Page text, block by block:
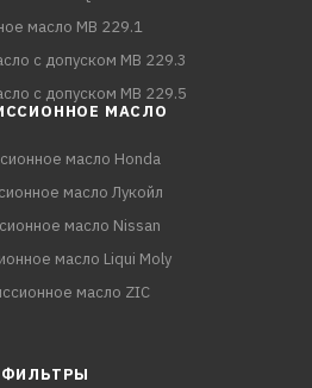
масло MB 229.1
с допуском MB 229.3
с допуском MB 229.5
МАСЛО
масло Honda
масло Лукойл
масло Nissan
масло Liqui Moly
масло ZIC
ФИЛЬТРЫ